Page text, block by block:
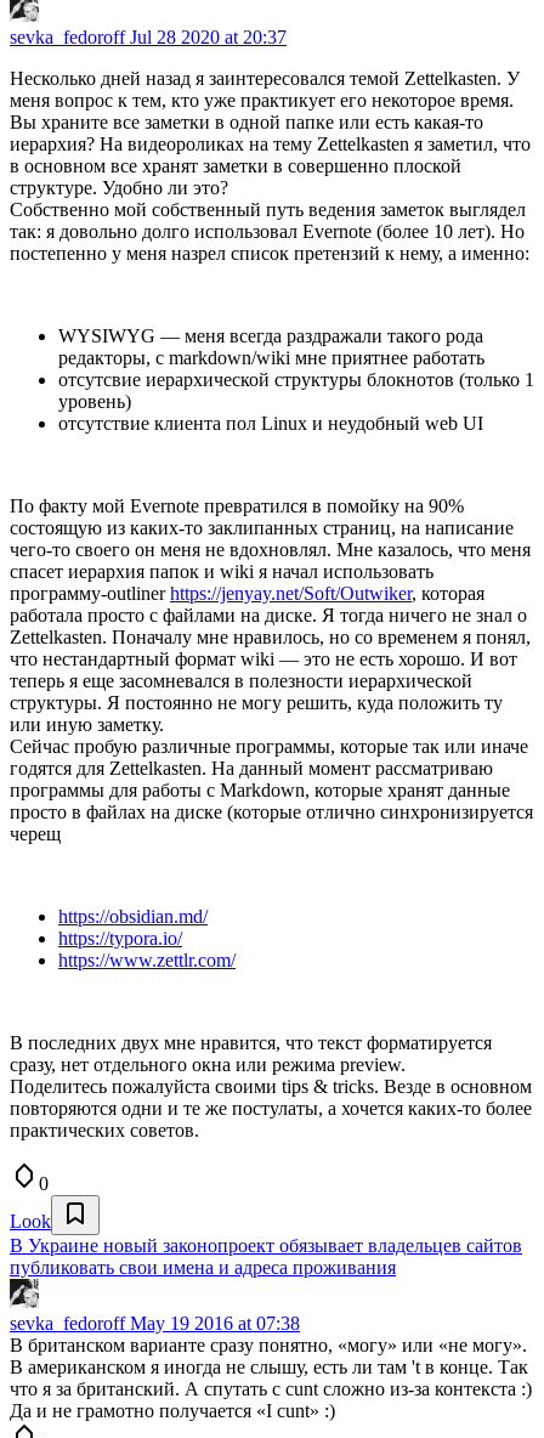
sevka_fedoroffJul 28 2020 at 20:37
Несколько дней назад я заинтересовался темой Zettelkasten. У
меня вопрос к тем, кто уже практикует его некоторое время.
Вы храните все заметки в одной папке или есть какая-то
иерархия? На видеороликах на тему Zettelkasten я заметил, что
в основном все хранят заметки в совершенно плоской
структуре. Удобно ли это?
Собственно мой собственный путь ведения заметок выглядел
так: я довольно долго использовал Evernote (более 10 лет). Но
постепенно у меня назрел список претензий к нему, а именно:
WYSIWYG — меня всегда раздражали такого рода
редакторы, с markdown/wiki мне приятнее работать
отсутсвие иерархической структуры блокнотов (только 1
уровень)
отсутствие клиента пол Linux и неудобный web UI
По факту мой Evernote превратился в помойку на 90%
состоящую из каких-то заклипанных страниц, на написание
чего-то своего он меня не вдохновлял. Мне казалось, что меня
спасет иерархия папок и wiki я начал использовать
программу-outlinerhttps://jenyay.net/Soft/Outwiker, которая
работала просто с файлами на диске. Я тогда ничего не знал о
Zettelkasten. Поначалу мне нравилось, но со временем я понял,
что нестандартный формат wiki — это не есть хорошо. И вот
теперь я еще засомневался в полезности иерархической
структуры. Я постоянно не могу решить, куда положить ту
или иную заметку.
Сейчас пробую различные программы, которые так или иначе
годятся для Zettelkasten. На данный момент рассматриваю
программы для работы с Markdown, которые хранят данные
просто в файлах на диске (которые отлично синхронизируется
черещ
https://obsidian.md/
https://typora.io/
https://www.zettlr.com/
В последних двух мне нравится, что текст форматируется
сразу, нет отдельного окна или режима preview.
Поделитесь пожалуйста своими tips & tricks. Везде в основном
повторяются одни и те же постулаты, а хочется каких-то более
практических советов.
0
Look
В Украине новый законопроект обязывает владельцев сайтов
публиковать свои имена и адреса проживания
sevka_fedoroffMay 19 2016 at 07:38
В британском варианте сразу понятно, «могу» или «не могу».
В американском я иногда не слышу, есть ли там 't в конце. Так
что я за британский. А спутать с cunt сложно из-за контекста :)
Да и не грамотно получается «I cunt» :)